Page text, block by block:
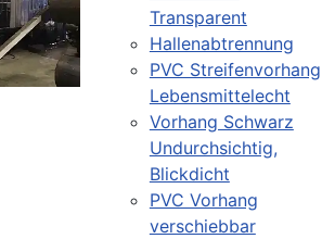
Transparent
Hallenabtrennung
PVC Streifenvorhang
Lebensmittelecht
Vorhang Schwarz
Undurchsichtig,
Blickdicht
PVC Vorhang
verschiebbar